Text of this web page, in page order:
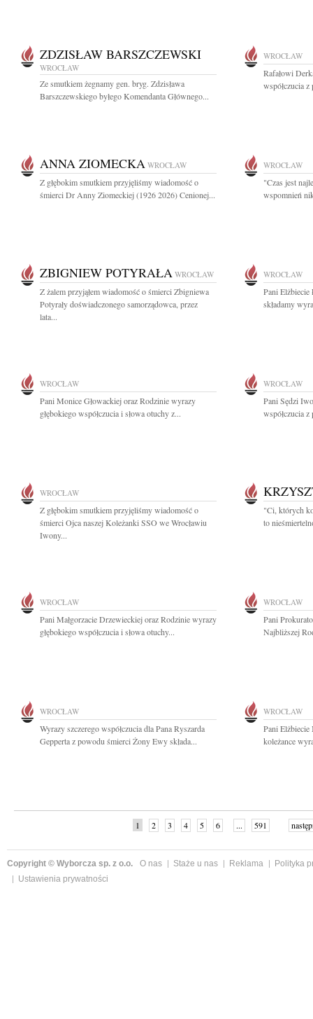
ZDZISŁAW BARSZCZEWSKI
WROCŁAW
Ze smutkiem żegnamy gen. bryg. Zdzisława
Barszczewskiego byłego Komendanta Głównego...
WROCŁAW
Rafałowi
współczucia
ANNA ZIOMECKA WROCŁAW
Z głębokim smutkiem przyjęliśmy wiadomość o
śmierci Dr Anny Ziomeckiej (1926 2026) Cenionej...
WROCŁAW
"Czas jest
wspomnień
ZBIGNIEW POTYRAŁA WROCŁAW
Z żalem przyjąłem wiadomość o śmierci Zbigniewa
Potyrały doświadczonego samorządowca, przez
lata...
WROCŁAW
Pani
składamy
WROCŁAW
Pani Monice Głowackiej oraz Rodzinie wyrazy
głębokiego współczucia i słowa otuchy z...
WROCŁAW
Pani Sędzi
współczucia
WROCŁAW
Z głębokim smutkiem przyjęliśmy wiadomość o
śmierci Ojca naszej Koleżanki SSO we Wrocławiu
Iwony...
"Ci, których
to
WROCŁAW
Pani Małgorzacie Drzewieckiej oraz Rodzinie wyrazy
głębokiego współczucia i słowa otuchy...
WROCŁAW
Pani
Najbliższej
WROCŁAW
Wyrazy szczerego współczucia dla Pana Ryszarda
Gepperta z powodu śmierci Żony Ewy składa...
WROCŁAW
Pani
koleżance
1 2 3 4 5 6 ... 591
Copyright © Wyborcza sp. z o.o. O nas Staże u nas Reklama
Polityka
Ustawienia prywatności